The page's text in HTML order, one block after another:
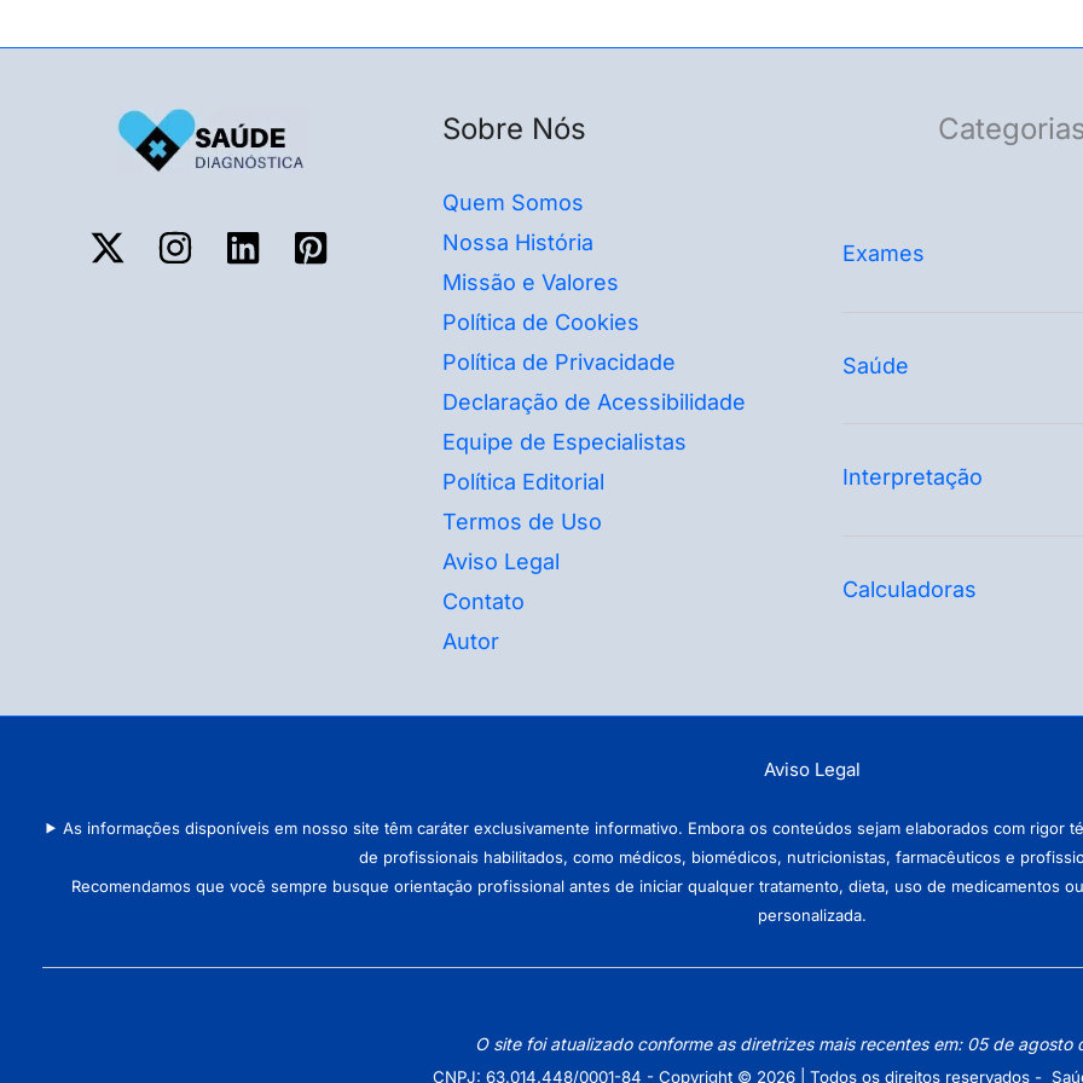
Sobre Nós
Quem Somos
Nossa História
Missão e Valores
Política de Cookies
Política de Privacidade
Declaração de Acessibilidade
Equipe de Especialistas
Política Editorial
Termos de Uso
Aviso Legal
Contato
Autor
Exames
Saúde
Interpretação
Calculadoras
Aviso Legal
As informações disponíveis em nosso site têm caráter exclusivamente informativo. Embora os conteúdos sejam elaborados com
de profissionais habilitados, como médicos, biomédicos, nutricionistas, farmacêuticos e
Recomendamos que você sempre busque orientação profissional antes de iniciar qualquer tratamento, dieta, uso de medicamentos
personalizada.
O site foi atualizado conforme as diretrizes mais recentes em: 05 de agosto
CNPJ: 63.014.448/0001-84 - Copyright © 2026 | Todos os direitos reservados -